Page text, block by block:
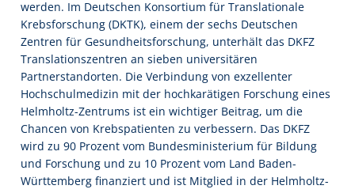
werden. Im Deutschen Konsortium für Translationale
Krebsforschung (DKTK), einem der sechs Deutschen
Zentren für Gesundheitsforschung, unterhält das DKFZ
Translationszentren an sieben universitären
Partnerstandorten. Die Verbindung von exzellenter
Hochschulmedizin mit der hochkarätigen Forschung eines
Helmholtz-Zentrums ist ein wichtiger Beitrag, um die
Chancen von Krebspatienten zu verbessern. Das DKFZ
wird zu 90 Prozent vom Bundesministerium für Bildung
und Forschung und zu 10 Prozent vom Land Baden-
Württemberg finanziert und ist Mitglied in der Helmholtz-